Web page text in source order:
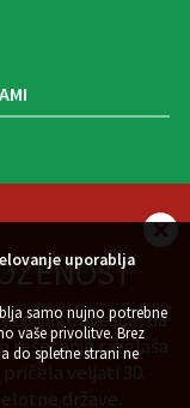
vas obvešča, da
razglaša
veljati 30.
države.
d.o.o.
osebnih podatkov
uporablja
samo nujno potrebne
vaše privolitve. Brez
do spletne strani ne